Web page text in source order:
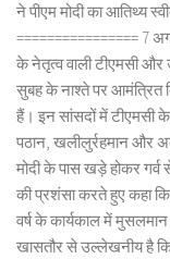
ने पीएम मोदी का आतिथ्य
================ 7
के नेतृत्व वाली टीएमसी और
सुबह के नाश्ते पर आमंत्रित
हैं। इन सांसदों में टीएमसी
पठान, खलीलुर्रहमान और
मोदी के पास खड़े होकर गर्व
की प्रशंसा करते हुए कहा कि
वर्ष के कार्यकाल में
खासतौर से उल्लेखनीय है